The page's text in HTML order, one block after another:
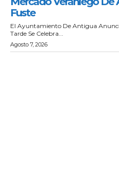
Fuste
El Ayuntamiento De Antigua
Tarde Se Celebra...
Agosto 7, 2026